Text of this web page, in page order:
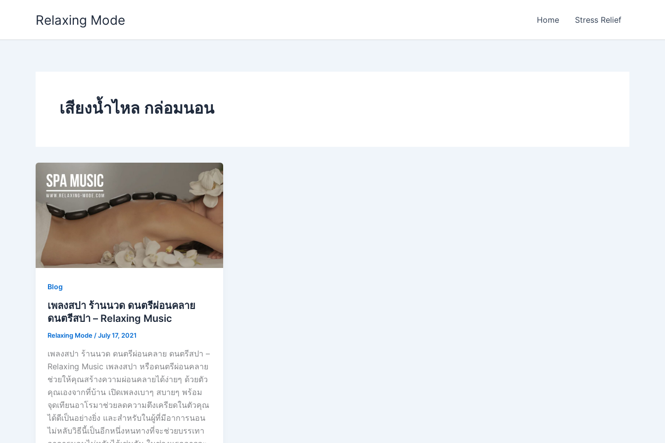
Relaxing Mode Home Stress Relief
เสียงน้ำไหล กล่อมนอน
Blog
เพลงสปา ร้านนวด ดนตรีผ่อนคลาย
ดนตรีสปา – Relaxing Music
Relaxing Mode /July 17, 2021
เพลงสปา ร้านนวด ดนตรีผ่อนคลาย ดนตรีสปา –
Relaxing Music เพลงสปา หรือดนตรีผ่อนคลาย
ช่วยให้คุณสร้างความผ่อนคลายได้ง่ายๆ ด้วยตัว
คุณเองจากที่บ้าน เปิดเพลงเบาๆ สบายๆ พร้อม
จุดเทียนอาโรมาช่วยลดความตึงเครียดในตัวคุณ
ได้ดีเป็นอย่างยิ่ง และสำหรับในผู้ที่มีอาการนอน
ไม่หลับวิธีนี้เป็นอีกหนึ่งหนทางที่จะช่วยบรรเทา